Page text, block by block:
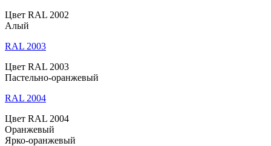
Цвет RAL 2002
Алый
RAL 2003
Цвет RAL 2003
Пастельно-оранжевый
RAL 2004
Цвет RAL 2004
Оранжевый
Ярко-оранжевый